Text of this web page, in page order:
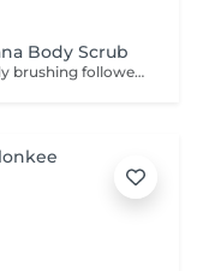
Body Scrub
A detox and lymphatic draining, dry body brushing followed by an Ayurveda- Urdvatana Body scrub. This is concluded by a luke-warm shower followed by a full body application of a organic, detox body oil to continue the elimination of toxins from your body.